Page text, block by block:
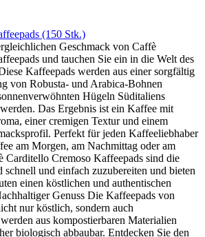
(150 Stk.)
Geschmack von Caffè
und tauchen Sie ein in die Welt des
Kaffeepads werden aus einer sorgfältig
von Robusta- und Arabica-Bohnen
Hügeln Süditaliens
Das Ergebnis ist ein Kaffee mit
einer cremigen Textur und einem
Perfekt für jeden Kaffeeliebhaber
am Morgen, am Nachmittag oder am
Carditello Cremoso Kaffeepads sind die
schnell und einfach zuzubereiten und bieten
einen köstlichen und authentischen
Genuss Die Kaffeepads von
nur köstlich, sondern auch
aus kompostierbaren Materialien
biologisch abbaubar. Entdecken Sie den